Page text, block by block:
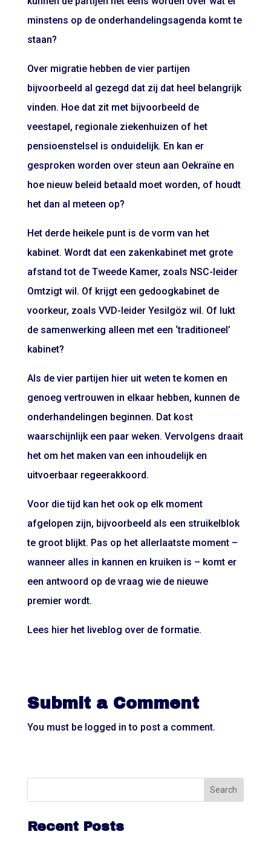
minstens op de onderhandelingsagenda komt te
staan?
Over migratie hebben de vier partijen
bijvoorbeeld al gezegd dat zij dat heel belangrijk
vinden. Hoe dat zit met bijvoorbeeld de
veestapel, regionale ziekenhuizen of het
pensioenstelsel is onduidelijk. En kan er
gesproken worden over steun aan Oekraïne en
hoe nieuw beleid betaald moet worden, of houdt
het dan al meteen op?
Het derde heikele punt is de vorm van het
kabinet. Wordt dat een zakenkabinet met grote
afstand tot de Tweede Kamer, zoals NSC-leider
Omtzigt wil. Of krijgt een gedoogkabinet de
voorkeur, zoals VVD-leider Yesilgöz wil. Of lukt
de samenwerking alleen met een ‘traditioneel’
kabinet?
Als de vier partijen hier uit weten te komen en
genoeg vertrouwen in elkaar hebben, kunnen de
onderhandelingen beginnen. Dat kost
waarschijnlijk een paar weken. Vervolgens draait
het om het maken van een inhoudelijk en
uitvoerbaar regeerakkoord.
Voor die tijd kan het ook op elk moment
afgelopen zijn, bijvoorbeeld als een struikelblok
te groot blijkt. Pas op het allerlaatste moment –
wanneer alles in kannen en kruiken is – komt er
een antwoord op de vraag wie de nieuwe
premier wordt.
Lees hier het liveblog over de formatie.
Submit a Comment
You must be logged in to post a comment.
Recent Posts